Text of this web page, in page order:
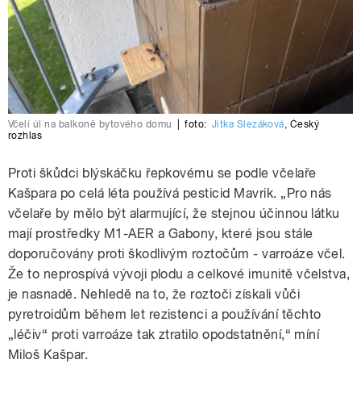
Včelí úl na balkoně bytového domu foto: Jitka Slezáková, Český
rozhlas
Proti škůdci blýskáčku řepkovému se podle včelaře
Kašpara po celá léta používá pesticid Mavrik. „Pro nás
včelaře by mělo být alarmující, že stejnou účinnou látku
mají prostředky M1-AER a Gabony, které jsou stále
doporučovány proti škodlivým roztočům - varroáze včel.
Že to neprospívá vývoji plodu a celkové imunitě včelstva,
je nasnadě. Nehledě na to, že roztoči získali vůči
pyretroidům během let rezistenci a používání těchto
„léčiv“ proti varroáze tak ztratilo opodstatnění,“ míní
Miloš Kašpar.